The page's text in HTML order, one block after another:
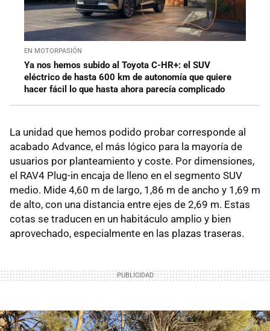
EN MOTORPASIÓN
Ya nos hemos subido al Toyota C-HR+: el SUV
eléctrico de hasta 600 km de autonomía que quiere
hacer fácil lo que hasta ahora parecía complicado
La unidad que hemos podido probar corresponde al
acabado Advance, el más lógico para la mayoría de
usuarios por planteamiento y coste. Por dimensiones,
el RAV4 Plug-in encaja de lleno en el segmento SUV
medio. Mide 4,60 m de largo, 1,86 m de ancho y 1,69 m
de alto, con una distancia entre ejes de 2,69 m. Estas
cotas se traducen en un habitáculo amplio y bien
aprovechado, especialmente en las plazas traseras.